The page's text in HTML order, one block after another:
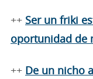
++ Ser un friki
oportunidad de
++ De un nicho